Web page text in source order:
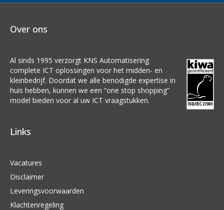
Over ons
Al sinds 1995 verzorgt KNS Automatisering
complete ICT oplossingen voor het midden- en
kleinbedrijf. Doordat we alle benodigde expertise in
huis hebben, kunnen we een “one stop shopping”
model bieden voor al uw ICT vraagstukken.
Links
Vacatures
Disclaimer
Leveringsvoorwaarden
Klachtenregeling